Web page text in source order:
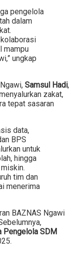
pengelola
dalam
mampu
ungkap
Samsul Hadi,
zakat,
tepat sasaran
data,
BPS
untuk
hingga
tim dan
menerima
BAZNAS Ngawi
Pengelola SDM